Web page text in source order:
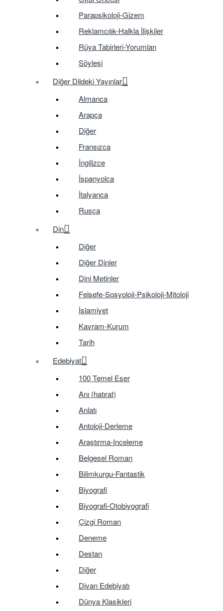
Parapsikoloji-Gizem
Reklamcılık-Halkla İlişkiler
Rüya Tabirleri-Yorumları
Söyleşi
Diğer Dildeki Yayınlar
Almanca
Arapça
Diğer
Fransızca
İngilizce
İspanyolca
İtalyanca
Rusça
Din
Diğer
Diğer Dinler
Dini Metinler
Felsefe-Sosyoloji-Psikoloji-Mitoloji
İslamiyet
Kavram-Kurum
Tarih
Edebiyat
100 Temel Eser
Anı (hatırat)
Anlatı
Antoloji-Derleme
Araştırma-Inceleme
Belgesel Roman
Bilimkurgu-Fantastik
Biyografi
Biyografi-Otobiyografi
Çizgi Roman
Deneme
Destan
Diğer
Divan Edebiyatı
Dünya Klasikleri